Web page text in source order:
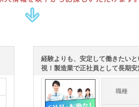
経験よりも、安定して働きたい
視！製造業で正社員として長期
職種